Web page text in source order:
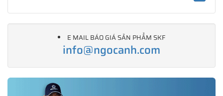
E MAIL BÁO GIÁ SẢN PHẨM SKF
info@ngocanh.com